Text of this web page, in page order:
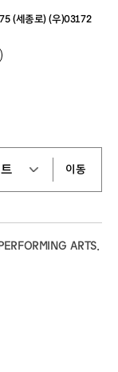
증빙자료 소지
증빙서류(예술인
료 및 본인 신분
까지 적용
(세종로) (우)03172
이동
ARTS.